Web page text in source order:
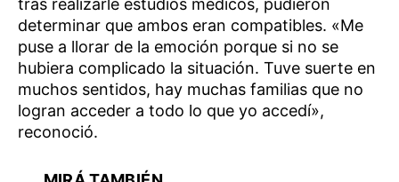
tras realizarle estudios médicos, pudieron
determinar que ambos eran compatibles. «Me
puse a llorar de la emoción porque si no se
hubiera complicado la situación. Tuve suerte en
muchos sentidos, hay muchas familias que no
logran acceder a todo lo que yo accedí»,
reconoció.